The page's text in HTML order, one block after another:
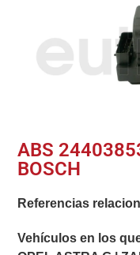
ABS
BOSCH
Referencias
Vehículos en los